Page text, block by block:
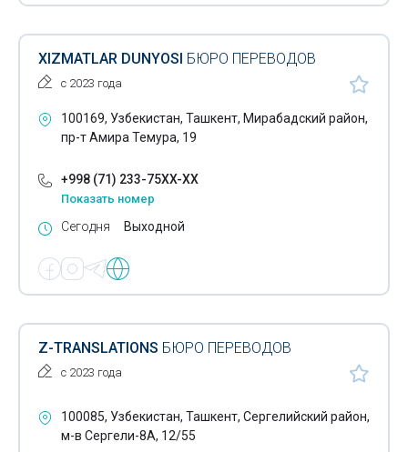
XIZMATLAR DUNYOSI БЮРО ПЕРЕВОДОВ
с 2023 года
100169, Узбекистан, Ташкент, Мирабадский район,
пр-т Амира Темура, 19
+998 (71) 233-75XX-XX
Показать номер
Сегодня Выходной
Z-TRANSLATIONS БЮРО ПЕРЕВОДОВ
с 2023 года
100085, Узбекистан, Ташкент, Сергелийский район,
м-в Сергели-8А, 12/55